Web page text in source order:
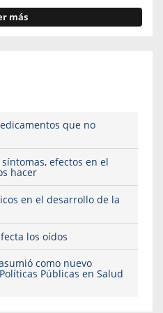
más
que no
efectos en el
hacer
en el desarrollo de la
los oídos
como nuevo
Públicas en Salud